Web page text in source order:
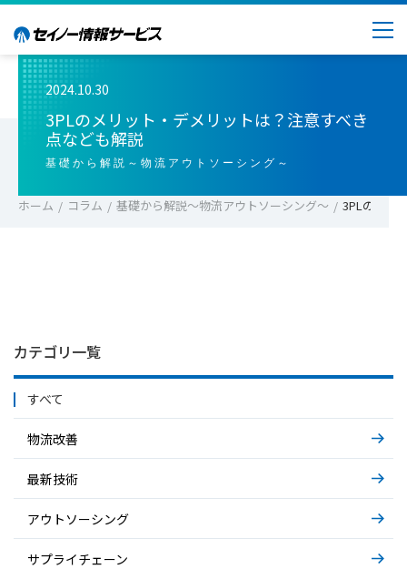
2024.10.30
3PLのメリット・デメリットは？注意すべき
点なども解説
基礎から解説～物流アウトソーシング～
ホーム コラム 基礎から解説～物流アウトソーシング～ 3PLのメリ
カテゴリ一覧
すべて
物流改善
最新技術
アウトソーシング
サプライチェーン